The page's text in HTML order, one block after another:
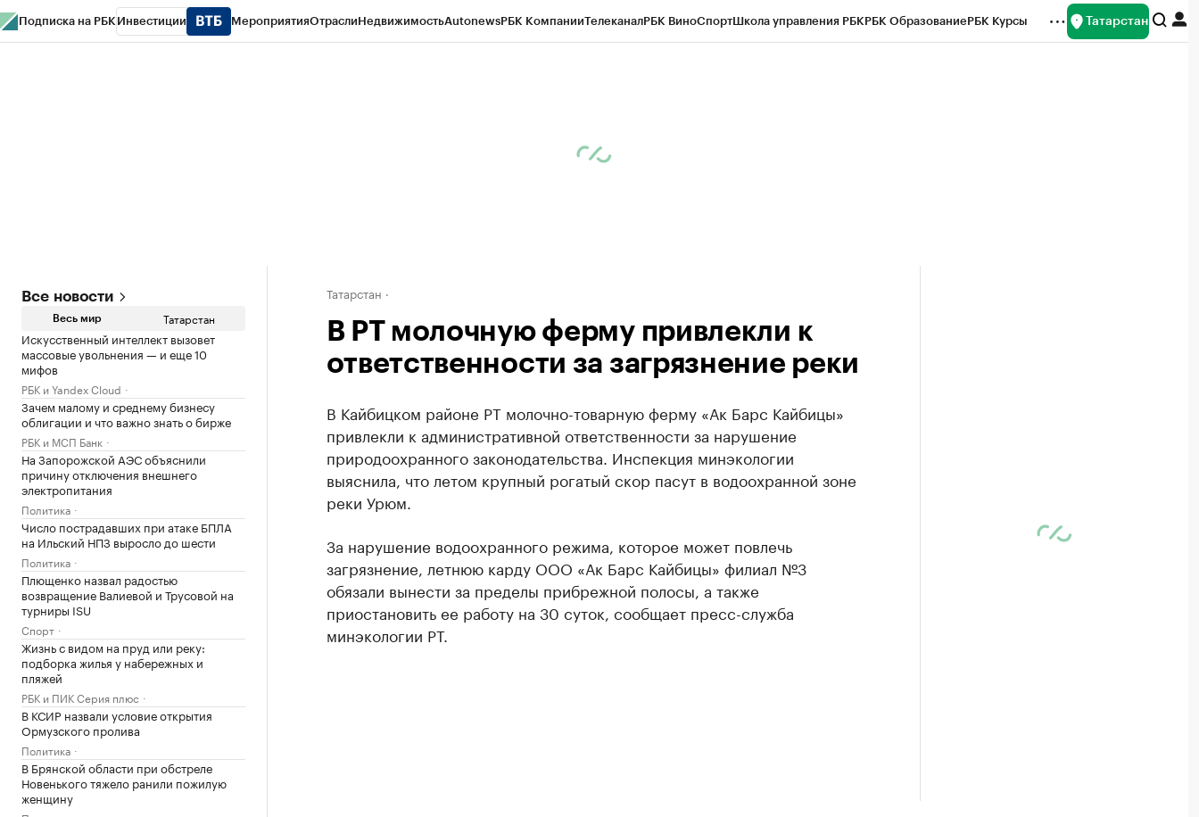
Подписка на РБК Инвестиции МероприятияОтраслиНедвижимостьAutonewsРБК КомпанииТелеканалРБК ВиноСпортШкола управления РБКРБК ОбразованиеРБК Курсы Татарстан
Все новости
Весь мир Татарстан
Искусственный интеллект вызовет
массовые увольнения — и еще 10
мифов
РБК и Yandex Cloud
Зачем малому и среднему бизнесу
облигации и что важно знать о бирже
РБК и МСП Банк
На Запорожской АЭС объяснили
причину отключения внешнего
электропитания
Политика
Число пострадавших при атаке БПЛА
на Ильский НПЗ выросло до шести
Политика
Плющенко назвал радостью
возвращение Валиевой и Трусовой на
турниры ISU
Спорт
Жизнь с видом на пруд или реку:
подборка жилья у набережных и
пляжей
РБК и ПИК Серия плюс
В КСИР назвали условие открытия
Ормузского пролива
Политика
В Брянской области при обстреле
Новенького тяжело ранили пожилую
женщину
Татарстан
В РТ молочную ферму привлекли к
ответственности за загрязнение реки
В Кайбицком районе РТ молочно-товарную ферму «Ак Барс Кайбицы»
привлекли к административной ответственности за нарушение
природоохранного законодательства. Инспекция минэкологии
выяснила, что летом крупный рогатый скор пасут в водоохранной зоне
реки Урюм.
За нарушение водоохранного режима, которое может повлечь
загрязнение, летнюю карду ООО «Ак Барс Кайбицы» филиал №3
обязали вынести за пределы прибрежной полосы, а также
приостановить ее работу на 30 суток, сообщает пресс-служба
минэкологии РТ.